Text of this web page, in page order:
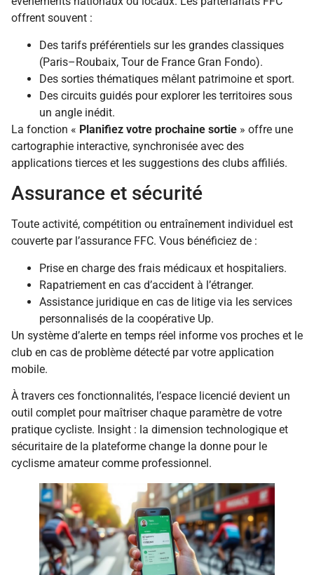
offrent souvent :
Des tarifs préférentiels sur les grandes classiques
(Paris–Roubaix, Tour de France Gran Fondo).
Des sorties thématiques mêlant patrimoine et sport.
Des circuits guidés pour explorer les territoires sous
un angle inédit.
La fonction « Planifiez votre prochaine sortie » offre une
cartographie interactive, synchronisée avec des
applications tierces et les suggestions des clubs affiliés.
Assurance et sécurité
Toute activité, compétition ou entraînement individuel est
couverte par l’assurance FFC. Vous bénéficiez de :
Prise en charge des frais médicaux et hospitaliers.
Rapatriement en cas d’accident à l’étranger.
Assistance juridique en cas de litige via les services
personnalisés de la coopérative Up.
Un système d’alerte en temps réel informe vos proches et le
club en cas de problème détecté par votre application
mobile.
À travers ces fonctionnalités, l’espace licencié devient un
outil complet pour maîtriser chaque paramètre de votre
pratique cycliste. Insight : la dimension technologique et
sécuritaire de la plateforme change la donne pour le
cyclisme amateur comme professionnel.